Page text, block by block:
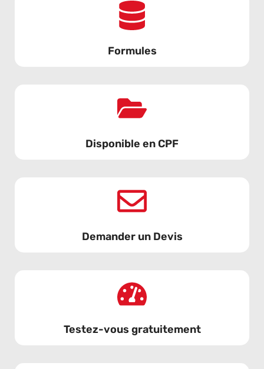
Formules
Disponible en CPF
Demander un Devis
Testez-vous gratuitement